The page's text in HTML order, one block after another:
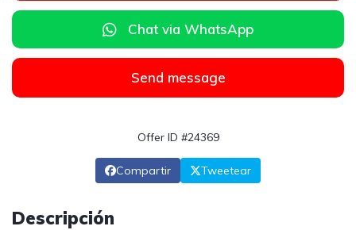
Chat via WhatsApp
Send message
Offer ID #24369
Compartir Tweetear
Descripción